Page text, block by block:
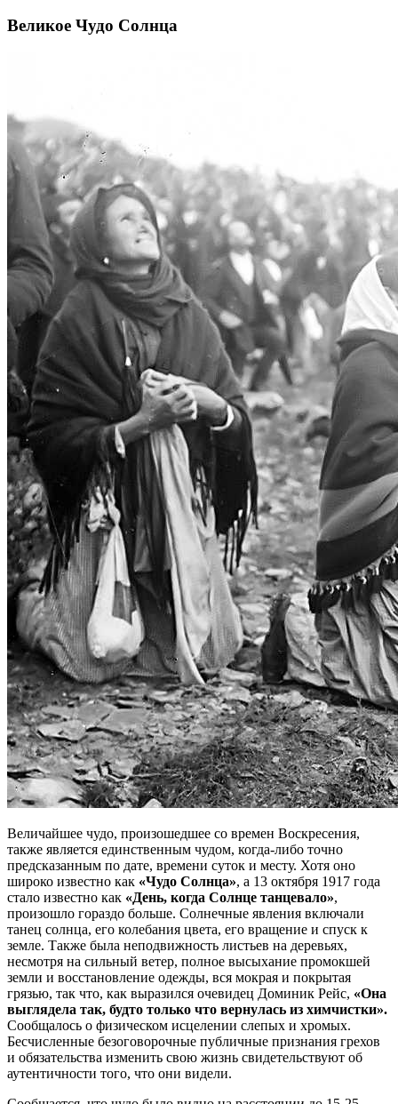
Великое Чудо Солнца
Величайшее чудо, произошедшее со времен Воскресения,
также является единственным чудом, когда-либо точно
предсказанным по дате, времени суток и месту. Хотя оно
широко известно как «Чудо Солнца», а 13 октября 1917 года
стало известно как «День, когда Солнце танцевало»,
произошло гораздо больше. Солнечные явления включали
танец солнца, его колебания цвета, его вращение и спуск к
земле. Также была неподвижность листьев на деревьях,
несмотря на сильный ветер, полное высыхание промокшей
земли и восстановление одежды, вся мокрая и покрытая
грязью, так что, как выразился очевидец Доминик Рейс, «Она
выглядела так, будто только что вернулась из химчистки».
Сообщалось о физическом исцелении слепых и хромых.
Бесчисленные безоговорочные публичные признания грехов
и обязательства изменить свою жизнь свидетельствуют об
аутентичности того, что они видели.